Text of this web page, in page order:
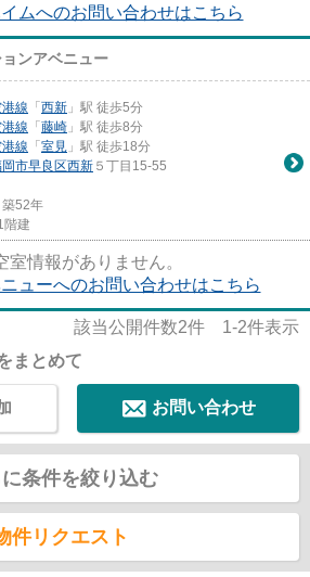
ムへのお問い合わせはこちら
ンアベニュー
線 「 西新 」駅 徒歩5分
線 「 藤崎 」駅 徒歩8分
線 「 室見 」駅 徒歩18分
市早良区西新 ５丁目15-55
52年
階建
室情報がありません。
ューへのお問い合わせはこちら
該当公開件数2件 1-2件表示
まとめて
お問い合わせ
条件を絞り込む
件リクエスト